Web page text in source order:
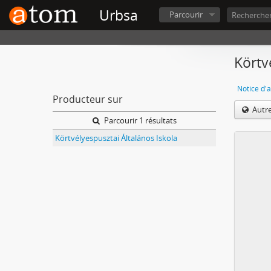
Urbsa Parcourir
Producteur sur
Parcourir 1 résultats
Körtvélyespusztai Általános Iskola
Notice